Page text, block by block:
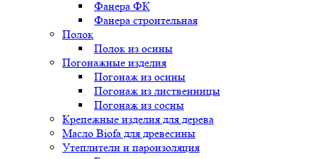
Фанера ФК
Фанера строительная
Полок
Полок из осины
Погонажные изделия
Погонаж из осины
Погонаж из лиственницы
Погонаж из сосны
Крепежные изделия для дерева
Масло Biofa для древесины
Утеплители и пароизоляция